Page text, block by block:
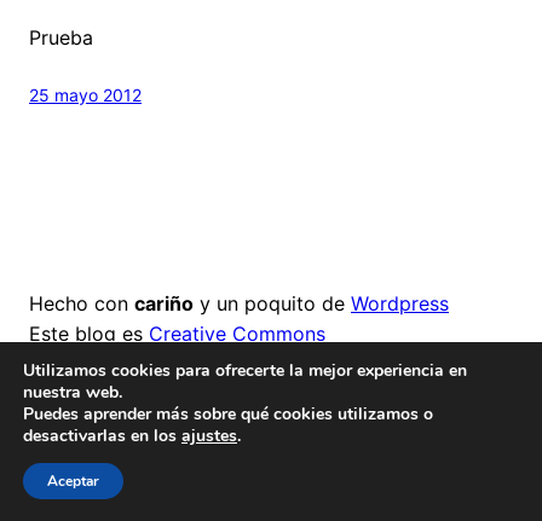
Prueba
25 mayo 2012
Hecho con cariño y un poquito de Wordpress
Este blog es Creative Commons
Utilizamos cookies para ofrecerte la mejor experiencia en
nuestra web.
Puedes aprender más sobre qué cookies utilizamos o
desactivarlas en los ajustes.
Aceptar